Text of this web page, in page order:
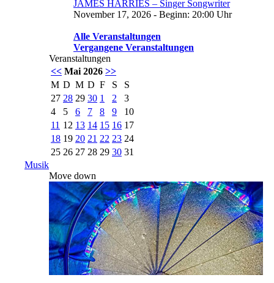
JAMES HARRIES – Singer Songwriter
November 17, 2026 - Beginn: 20:00 Uhr
Alle Veranstaltungen
Vergangene Veranstaltungen
Veranstaltungen
<< Mai 2026 >>
M D M D F S
S
27 28 29 30 1 2
3
4
5 6 7 8 9
10
11 12 13 14 15 16 17
18 19 20 21 22 23 24
25 26 27 28 29 30 31
Musik
Move down